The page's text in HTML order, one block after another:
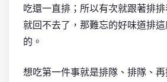
吃還一直排；所以有次就跟著排
就回不去了，那難忘的好味道排
的。
想吃第一件事就是排隊、排隊、